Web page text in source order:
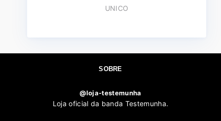
UNICO
SOBRE
@loja-testemunha
Loja oficial da banda Testemunha.